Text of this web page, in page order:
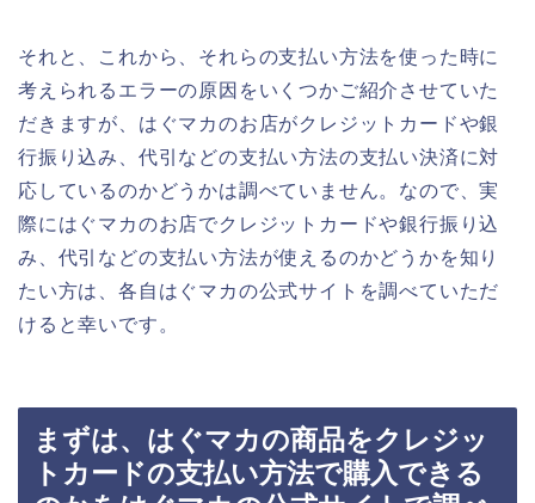
それと、これから、それらの支払い方法を使った時に
考えられるエラーの原因をいくつかご紹介させていた
だきますが、はぐマカのお店がクレジットカードや銀
行振り込み、代引などの支払い方法の支払い決済に対
応しているのかどうかは調べていません。なので、実
際にはぐマカのお店でクレジットカードや銀行振り込
み、代引などの支払い方法が使えるのかどうかを知り
たい方は、各自はぐマカの公式サイトを調べていただ
けると幸いです。
まずは、はぐマカの商品をクレジッ
トカードの支払い方法で購入できる